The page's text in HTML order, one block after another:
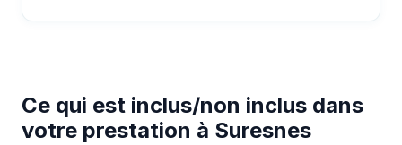
Ce qui est inclus/non inclus dans
votre prestation à Suresnes